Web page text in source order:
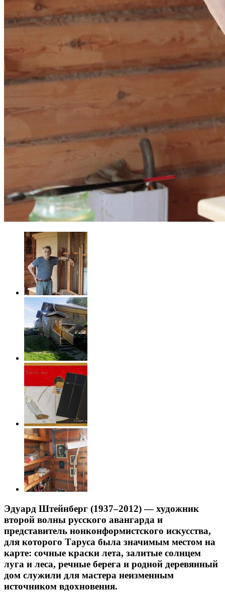
Эдуард Штейнберг (1937–2012) — художник
второй волны русского авангарда и
представитель нонконформистского искусства,
для которого Таруса была значимым местом на
карте: сочные краски лета, залитые солнцем
луга и леса, речные берега и родной деревянный
дом служили для мастера неизменным
источником вдохновения.